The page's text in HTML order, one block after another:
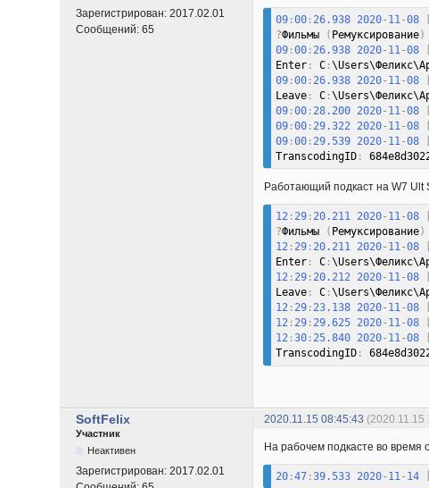
Зарегистрирован:2017.02.01
Сообщений:65
09:00: 26.938 2020- 11 -08
?Фильмы ( Ремуксирование)
09:00: 26.938 2020- 11 -08
Enter: C:
09:00: 26.938 2020- 11 -08
Leave: C:
09:00: 28.200 2020- 11 -08
09:00: 29.322 2020- 11 -08
09:00: 29.539 2020- 11 -08
TranscodingID:
Работающий подкаст на W7 Ult
12: 29: 20.211 2020- 11-08
?Фильмы ( Ремуксирование)
12: 29: 20.211 2020- 11-08
Enter: C:
12: 29: 20.212 2020- 11-08
Leave: C:
12: 29: 23.138 2020- 11-08
12: 29: 29.625 2020- 11-08
12:30: 25.840 2020- 11-08
TranscodingID:
SoftFelix 2020.11.15 08:45:43 (2020.11.15
Участник
Неактивен
Зарегистрирован:2017.02.01
На рабочем подкасте во время
20:47:39.533 2020- 11- 14